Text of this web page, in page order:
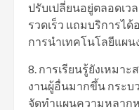
ปรับเปลี่ยนอยู่ตลอดเว
รวดเร็ว แถมบริการไ
การนําเทคโนโลยีแผ
8. การเรียนรู้ยังเหมา
งานผู้อื่นมากขึ้น กระบ
จัดทำแผนความหลาก